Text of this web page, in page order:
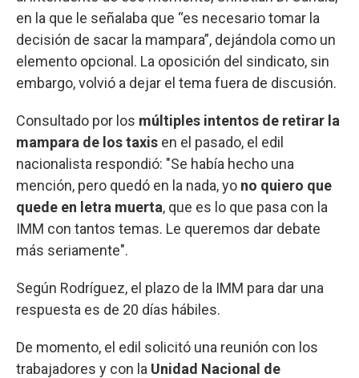
en la que le señalaba que “es necesario tomar la
decisión de sacar la mampara”, dejándola como un
elemento opcional. La oposición del sindicato, sin
embargo, volvió a dejar el tema fuera de discusión.
Consultado por los múltiples intentos de retirar la
mampara de los taxis en el pasado, el edil
nacionalista respondió: "Se había hecho una
mención, pero quedó en la nada, yo no quiero que
quede en letra muerta, que es lo que pasa con la
IMM con tantos temas. Le queremos dar debate
más seriamente".
Según Rodríguez, el plazo de la IMM para dar una
respuesta es de 20 días hábiles.
De momento, el edil solicitó una reunión con los
trabajadores y con la Unidad Nacional de